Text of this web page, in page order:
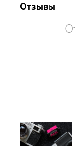
Отзывы